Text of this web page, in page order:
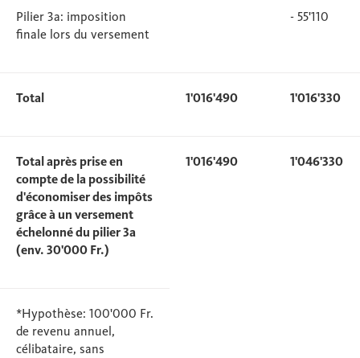
Pilier 3a: imposition
finale lors du versement
- 55'110
Total 1'016'490 1'016'330
Total après prise en
compte de la possibilité
d'économiser des impôts
grâce à un versement
échelonné du pilier 3a
(env. 30'000 Fr.)
1'016'490 1'046'330
*Hypothèse: 100'000 Fr.
de revenu annuel,
célibataire, sans